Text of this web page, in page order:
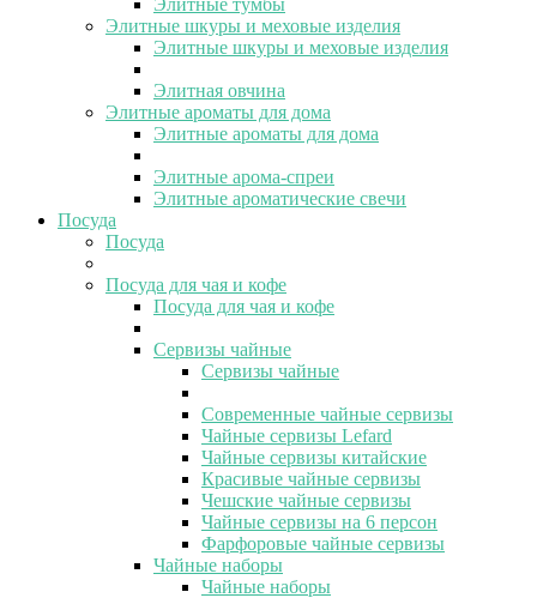
Элитные шкуры и меховые изделия
Элитные шкуры и меховые изделия
Элитная овчина
Элитные ароматы для дома
Элитные ароматы для дома
Элитные арома-спреи
Элитные ароматические свечи
Посуда
Посуда
Посуда для чая и кофе
Посуда для чая и кофе
Сервизы чайные
Сервизы чайные
Современные чайные сервизы
Чайные сервизы Lefard
Чайные сервизы китайские
Красивые чайные сервизы
Чешские чайные сервизы
Чайные сервизы на 6 персон
Фарфоровые чайные сервизы
Чайные наборы
Чайные наборы